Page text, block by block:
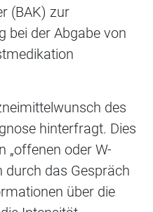
(BAK) zur
bei der Abgabe von
des
hinterfragt. Dies
„offenen oder W-
durch das Gespräch
über die